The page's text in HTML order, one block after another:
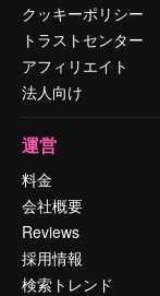
クッキーポリシー
トラストセンター
アフィリエイト
法人向け
運営
料金
会社概要
Reviews
採用情報
検索トレンド